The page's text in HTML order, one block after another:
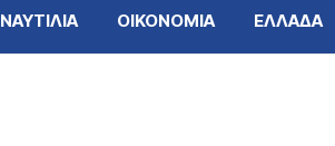
ΝΑΥΤΙΛΙΑ ΟΙΚΟΝΟΜΙΑ ΕΛΛΑΔΑ